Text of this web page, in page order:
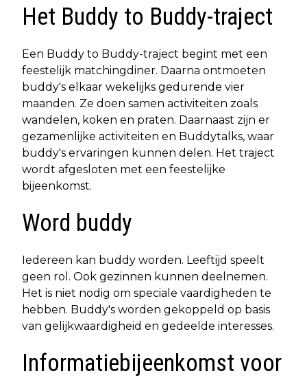
Het Buddy to Buddy-traject
Een Buddy to Buddy-traject begint met een
feestelijk matchingdiner. Daarna ontmoeten
buddy's elkaar wekelijks gedurende vier
maanden. Ze doen samen activiteiten zoals
wandelen, koken en praten. Daarnaast zijn er
gezamenlijke activiteiten en Buddytalks, waar
buddy's ervaringen kunnen delen. Het traject
wordt afgesloten met een feestelijke
bijeenkomst.
Word buddy
Iedereen kan buddy worden. Leeftijd speelt
geen rol. Ook gezinnen kunnen deelnemen.
Het is niet nodig om speciale vaardigheden te
hebben. Buddy's worden gekoppeld op basis
van gelijkwaardigheid en gedeelde interesses.
Informatiebijeenkomst voor